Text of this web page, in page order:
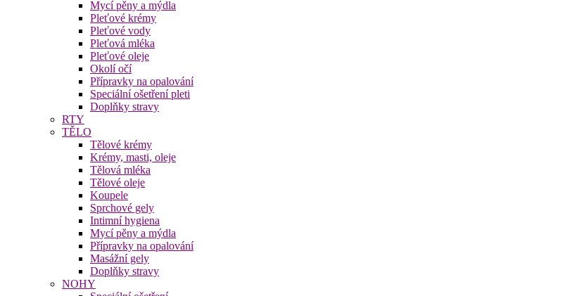
Mycí pěny a mýdla
Pleťové krémy
Pleťové vody
Pleťová mléka
Pleťové oleje
Okolí očí
Přípravky na opalování
Speciální ošetření pleti
Doplňky stravy
RTY
TĚLO
Tělové krémy
Krémy, masti, oleje
Tělová mléka
Tělové oleje
Koupele
Sprchové gely
Intimní hygiena
Mycí pěny a mýdla
Přípravky na opalování
Masážní gely
Doplňky stravy
NOHY